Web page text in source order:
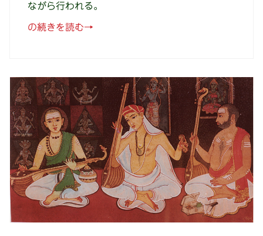
ながら行われる。
“1.
式
に
つ
い
て”
の続きを読む→